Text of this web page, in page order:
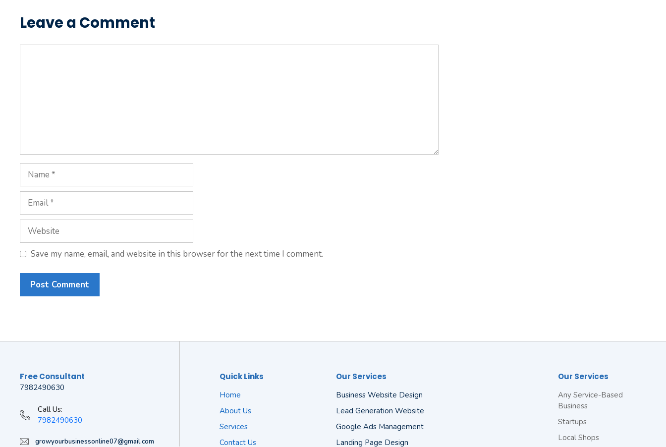
Leave a Comment
Name
Email
Website
Save my name, email, and website in this browser for the next time I comment.
Free Consultant
7982490630
Call Us:
7982490630
growyourbusinessonline07@gmail.com
Quick Links
Home
About Us
Services
Contact Us
Our Services
Business Website Design
Lead Generation Website
Google Ads Management
Landing Page Design
Our Services
Any Service-Based
Business
Startups
Local Shops